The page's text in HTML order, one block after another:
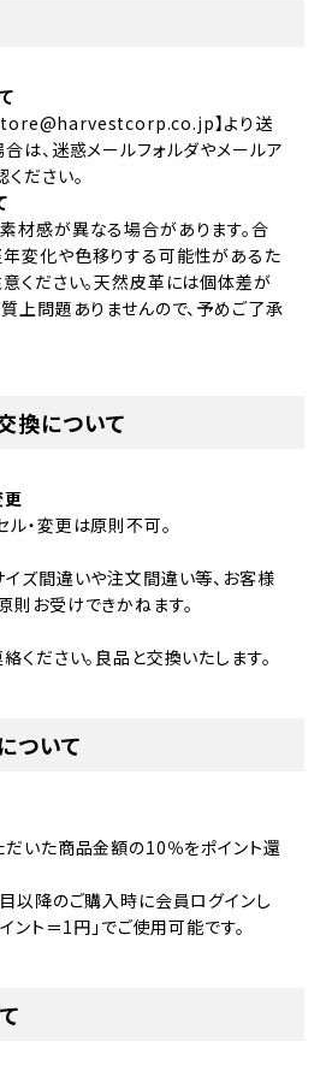
】より送
は、迷惑メールフォルダやメールア
ださい。
材感が異なる場合があります。合
変化や色移りする可能性があるた
意ください。天然皮革には個体差が
上問題ありませんので、予めご了承
換について
更
・変更は原則不可。
イズ間違いや注文間違い等、お客様
則お受けできかねます。
ださい。良品と交換いたします。
ついて
だいた商品金額の10％をポイント還
以降のご購入時に会員ログインし
ント＝1円」でご使用可能です。